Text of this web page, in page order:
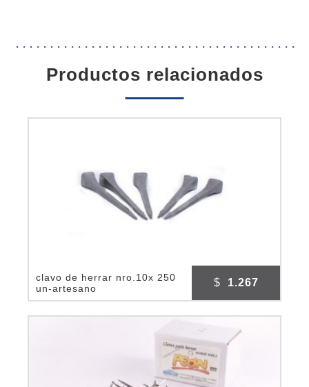
cantidad
productos relacionados
clavo de herrar nro.10x 250
un-artesano
$ 1.267